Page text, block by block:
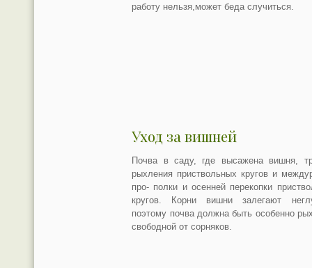
работу нельзя,может беда случиться.
Уход за вишней
Почва в саду, где высажена вишня,
рыхления приствольных кругов и
про- полки и осенней перекопки
кругов. Корни вишни залегают
поэтому почва должна быть особенно
свободной от сорняков.